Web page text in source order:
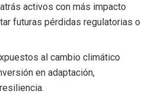
activos con más impacto
futuras pérdidas regulatorias o
al cambio climático
en adaptación,